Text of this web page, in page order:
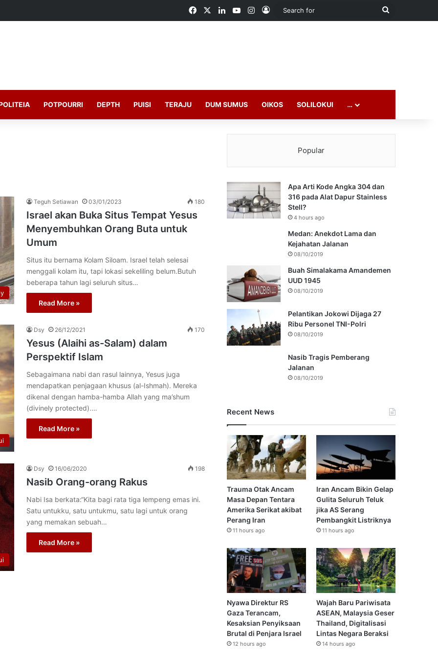
FacebookLinkedInYouTubeInstagram
Log In
Search
POTPOURRI DEPTH PUISI TERAJU DUM SUMUS OIKOS SOLILOKUI …
Teguh Setiawan 03/01/2023 180
Israel akan Buka Situs Tempat Yesus
Menyembuhkan Orang Buta untuk
Umum
Situs itu bernama Kolam Siloam. Israel telah selesai
menggali kolam itu, tapi lokasi sekeliling belum.Butuh
beberapa tahun lagi seluruh situs…
Read More »
Dsy 26/12/2021 170
Yesus (Alaihi as-Salam) dalam
Perspektif Islam
Sebagaimana nabi dan rasul lainnya, Yesus juga
mendapatkan penjagaan khusus (al-Ishmah). Mereka
dikenal dengan hamba-hamba Allah yang ma’shum
(divinely protected).…
Read More »
Dsy 16/06/2020 198
Nasib Orang-orang Rakus
Nabi Isa berkata:“Kita bagi rata tiga lempeng emas ini.
Satu untukku, satu untukmu, satu lagi untuk orang
yang memakan sebuah…
Read More »
Popular
Apa Arti Kode Angka 304 dan
316 pada Alat Dapur Stainless
Stell?
4 hours ago
Medan: Anekdot Lama dan
Kejahatan Jalanan
08/10/2019
Buah Simalakama Amandemen
UUD 1945
08/10/2019
Pelantikan Jokowi Dijaga 27
Ribu Personel TNI-Polri
08/10/2019
Nasib Tragis Pemberang
Jalanan
08/10/2019
Recent News
Trauma Otak Ancam
Masa Depan Tentara
Amerika Serikat akibat
Perang Iran
11 hours ago
Iran Ancam Bikin Gelap
Gulita Seluruh Teluk
jika AS Serang
Pembangkit Listriknya
11 hours ago
Nyawa Direktur RS
Gaza Terancam,
Kesaksian Penyiksaan
Brutal di Penjara Israel
12 hours ago
Wajah Baru Pariwisata
ASEAN, Malaysia Geser
Thailand, Digitalisasi
Lintas Negara Beraksi
14 hours ago